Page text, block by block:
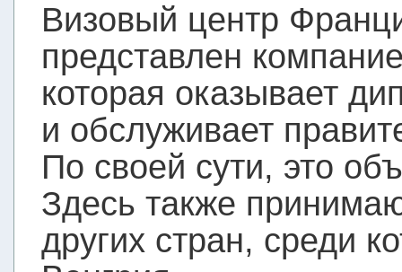
Визовый центр
представлен
которая оказывает
и обслуживает
По своей сути, это
Здесь также
других стран, среди